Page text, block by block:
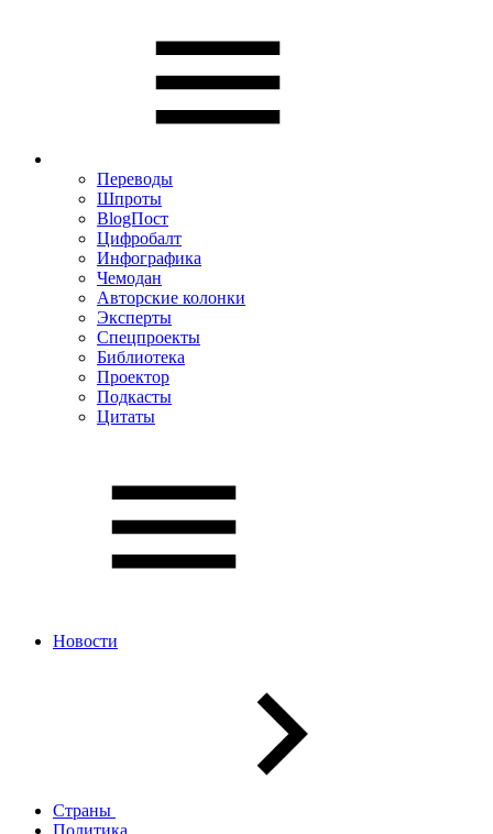
Переводы
Шпроты
BlogПост
Цифробалт
Инфографика
Чемодан
Авторские колонки
Эксперты
Спецпроекты
Библиотека
Проектор
Подкасты
Цитаты
Новости
Страны
Политика